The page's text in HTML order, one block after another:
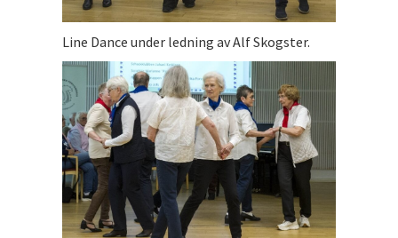
Line Dance under ledning av Alf Skogster.